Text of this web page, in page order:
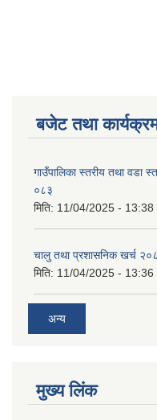
बजेट तथा
गाउँपालिका स्तरीय तथा वडा
०८३
मिति: 11/04/2025 - 13:38
चालु तथा प्रशासनिक खर्च
मिति: 11/04/2025 - 13:36
अन्य
मुख्य लिंक